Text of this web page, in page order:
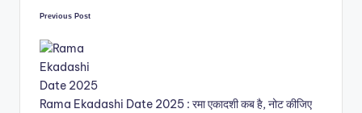
Previous Post
Rama Ekadashi Date 2025 : रमा एकादशी कब है, नोट कीजिए